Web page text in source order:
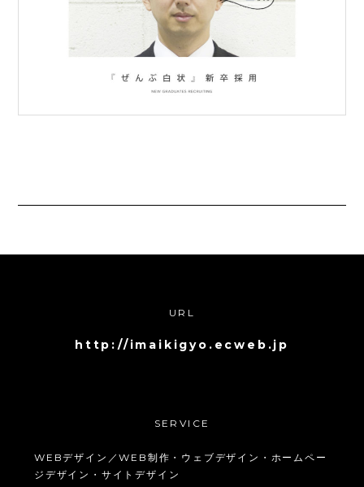
URL
http://imaikigyo.ecweb.jp
SERVICE
WEBデザイン／WEB制作・ウェブデザイン・ホームペー
ジデザイン・サイトデザイン